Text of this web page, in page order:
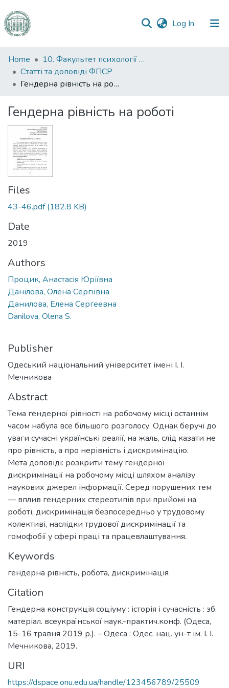
Log In (current)
Communities
&
Collections
Statistics
Home
10. Факультет психології та соціальної роботи
Статті та доповіді ФПСР
Гендерна рівність на роботі
Гендерна рівність на роботі
Files
43-46.pdf(182.8 KB)
Date
2019
Authors
Процик, Анастасія Юріївна
Данілова, Олена Сергіївна
Данилова, Елена Сергеевна
Danilova, Olena S.
Publisher
Одеський національний університет імені І. І.
Мечникова
Abstract
Тема гендерної рівності на робочому місці останнім
часом набула все більшого розголосу. Однак беручі до
уваги сучасні українські реалії, на жаль, слід казати не
про рівність, а про нерівність і дискримінацію.
Мета доповіді: розкрити тему гендерної
дискримінації на робочому місці шляхом аналізу
наукових джерел інформації. Серед порушених тем
— вплив гендерних стереотипів при прийомі на
роботі, дискримінація безпосередньо у трудовому
колективі, наслідки трудової дискримінації та
гомофобії у сфері праці та працевлаштування.
Keywords
гендерна рівність, робота, дискримінація
Citation
Гендерна конструкція соціуму : історія і сучасність : зб.
матеріал. всеукраїнської наук.-практич.конф. (Одеса,
15-16 травня 2019 р.). – Одеса : Одес. нац. ун-т ім. І. І.
Мечникова, 2019.
URI
https://dspace.onu.edu.ua/handle/123456789/25509